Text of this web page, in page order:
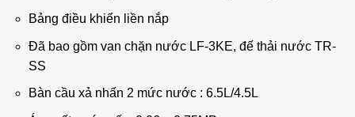
Bảng điều khiển liền nắp
Đã bao gồm van chặn nước LF-3KE, đế thải nước TR-
SS
Bàn cầu xả nhấn 2 mức nước : 6.5L/4.5L